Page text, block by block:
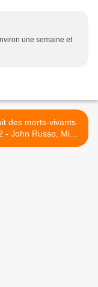
une semaine et
des morts-vivants
- John Russo, Mike
Edison George, Luis